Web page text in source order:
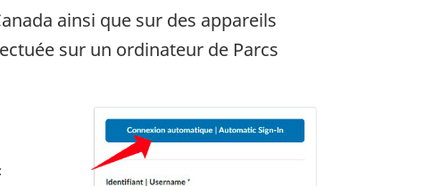
ainsi que sur des appareils
sur un ordinateur de Parcs